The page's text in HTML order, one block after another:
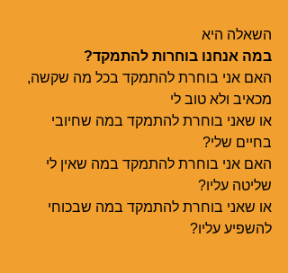
השאלה היא
במה אנחנו בוחרות להתמקד?
האם אני בוחרת להתמקד בכל מה שקשה,
מכאיב ולא טוב לי
או שאני בוחרת להתמקד במה שחיובי
בחיים שלי?
האם אני בוחרת להתמקד במה שאין לי
שליטה עליו?
או שאני בוחרת להתמקד במה שבכוחי
להשפיע עליו?